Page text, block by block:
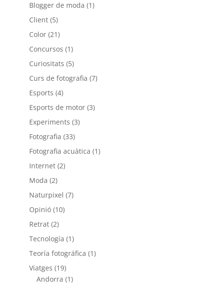
Blogger de moda (1)
Client(5)
Color(21)
Concursos (1)
Curiositats (5)
Curs de fotografia (7)
Esports (4)
Esports de motor(3)
Experiments (3)
Fotografia (33)
Fotografia acuàtica (1)
Internet(2)
Moda (2)
Naturpixel (7)
Opinió(10)
Retrat(2)
Tecnología (1)
Teoría fotográfica (1)
Viatges (19)
Andorra (1)